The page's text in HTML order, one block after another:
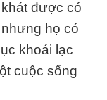
được có
họ có
khoái lạc
cuộc sống